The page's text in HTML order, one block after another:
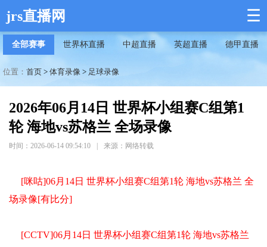
jrs直播网 ☰
全部赛事 世界杯直播 中超直播 英超直播 德甲直播
位置： 首页 > 体育录像 > 足球录像
2026年06月14日 世界杯小组赛C组第1
轮 海地vs苏格兰 全场录像
时间：2026-06-14 09:54:10 来源：网络转载
[咪咕]06月14日 世界杯小组赛C组第1轮 海地vs苏格兰 全
场录像[有比分]
[CCTV]06月14日 世界杯小组赛C组第1轮 海地vs苏格兰